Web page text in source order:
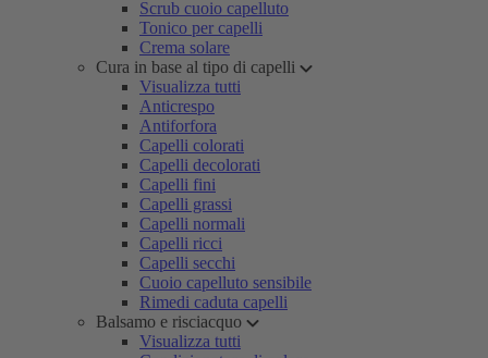
Scrub cuoio capelluto
Tonico per capelli
Crema solare
Cura in base al tipo di capelli
Visualizza tutti
Anticrespo
Antiforfora
Capelli colorati
Capelli decolorati
Capelli fini
Capelli grassi
Capelli normali
Capelli ricci
Capelli secchi
Cuoio capelluto sensibile
Rimedi caduta capelli
Balsamo e risciacquo
Visualizza tutti